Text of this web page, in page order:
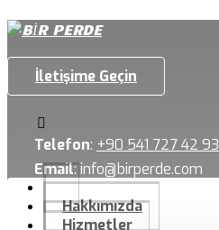
İletişime Geçin
Telefon: +90 541 727 42 93
Email:info@birperde.com
Hakkımızda
Hizmetler